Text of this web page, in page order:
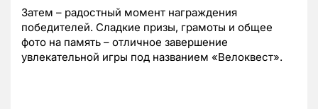
Затем – радостный момент награждения
победителей. Сладкие призы, грамоты и общее
фото на память – отличное завершение
увлекательной игры под названием «Велоквест».